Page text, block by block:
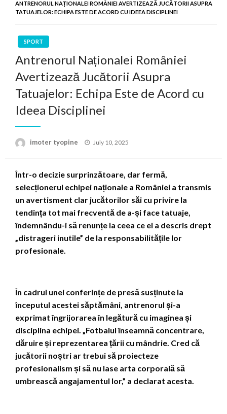
ANTRENORUL NAȚIONALEI ROMÂNIEI AVERTIZEAZĂ JUCĂTORII ASUPRA
TATUAJELOR: ECHIPA ESTE DE ACORD CU IDEEA DISCIPLINEI
SPORT
Antrenorul Naționalei României
Avertizează Jucătorii Asupra
Tatuajelor: Echipa Este de Acord cu
Ideea Disciplinei
imoter tyopine
Posted
July 10, 2025
Într-o decizie surprinzătoare, dar fermă,
selecționerul echipei naționale a României a transmis
un avertisment clar jucătorilor săi cu privire la
tendința tot mai frecventă de a-și face tatuaje,
îndemnându-i să renunțe la ceea ce el a descris drept
„distrageri inutile” de la responsabilitățile lor
profesionale.
În cadrul unei conferințe de presă susținute la
începutul acestei săptămâni, antrenorul și-a
exprimat îngrijorarea în legătură cu imaginea și
disciplina echipei. „Fotbalul înseamnă concentrare,
dăruire și reprezentarea țării cu mândrie. Cred că
jucătorii noștri ar trebui să proiecteze
profesionalism și să nu lase arta corporală să
umbrească angajamentul lor,” a declarat acesta.